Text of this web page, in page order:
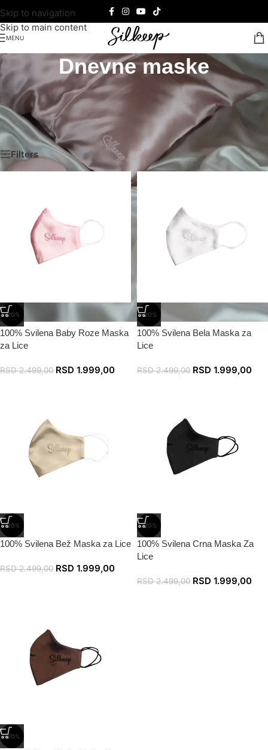
Skip to navigation
Skip to main content
MENU
Dnevne maske
Zaštitite kožu uz svilene dnevne maske za lice. Lagane,
hipoalergene i nežne prema koži, dnevne maske pružaju
udobnost i eleganciju svaki dan.
Почетна/100% Mulberry svila Svilene maske
Dnevne maske
Filters
-20%
100% Svilena Baby Roze Maska
za Lice
RSD2.499,00 RSD 1.999,00
-20%
100% Svilena Bela Maska za
Lice
RSD2.499,00 RSD 1.999,00
-20%
100% Svilena Bež Maska za Lice
RSD2.499,00 RSD 1.999,00
-20%
100% Svilena Crna Maska Za
Lice
RSD2.499,00 RSD 1.999,00
-20%